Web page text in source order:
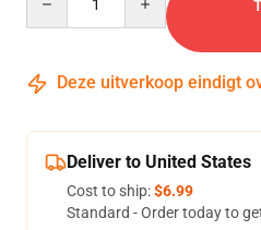
Deze uitverkoop eindigt
Deliver to United States
Cost to ship:$6.99
Standard - Order today to